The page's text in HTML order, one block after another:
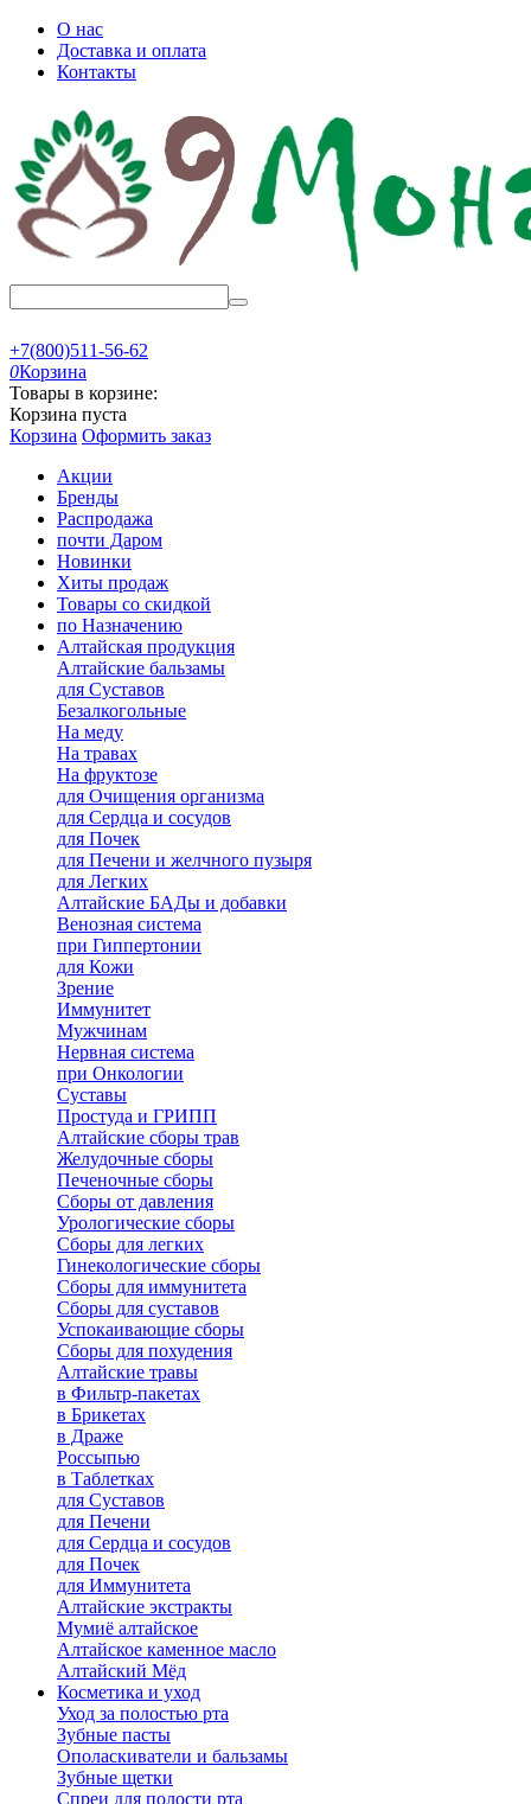
О нас
Доставка и оплата
Контакты
+7(800)511-56-62
0Корзина
Товары в корзине:
Корзина пуста
Корзина Оформить заказ
Акции
Бренды
Распродажа
почти Даром
Новинки
Хиты продаж
Товары со скидкой
по Назначению
Алтайская продукция
Алтайские бальзамы
для Суставов
Безалкогольные
На меду
На травах
На фруктозе
для Очищения организма
для Сердца и сосудов
для Почек
для Печени и желчного пузыря
для Легких
Алтайские БАДы и добавки
Венозная система
при Гиппертонии
для Кожи
Зрение
Иммунитет
Мужчинам
Нервная система
при Онкологии
Суставы
Простуда и ГРИПП
Алтайские сборы трав
Желудочные сборы
Печеночные сборы
Сборы от давления
Урологические сборы
Сборы для легких
Гинекологические сборы
Сборы для иммунитета
Сборы для суставов
Успокаивающие сборы
Сборы для похудения
Алтайские травы
в Фильтр-пакетах
в Брикетах
в Драже
Россыпью
в Таблетках
для Cуставов
для Печени
для Сердца и сосудов
для Почек
для Иммунитета
Алтайские экстракты
Мумиё алтайское
Алтайское каменное масло
Алтайский Мёд
Косметика и уход
Уход за полостью рта
Зубные пасты
Ополаскиватели и бальзамы
Зубные щетки
Спреи для полости рта